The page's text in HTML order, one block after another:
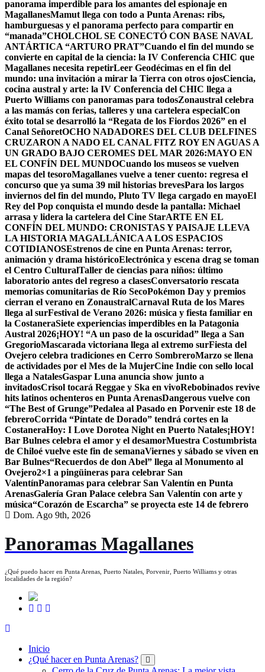
panorama imperdible para los amantes del espionaje en
MagallanesMamut llega con todo a Punta Arenas: ribs,
hamburguesas y el panorama perfecto para compartir en
“manada”CHOLCHOL SE CONECTÓ CON BASE NAVAL
ANTÁRTICA “ARTURO PRAT”Cuando el fin del mundo se
convierte en capital de la ciencia: la IV Conferencia CHIC que
Magallanes necesita repetirLeer Geodécimas en el fin del
mundo: una invitación a mirar la Tierra con otros ojosCiencia,
cocina austral y arte: la IV Conferencia del CHIC llega a
Puerto Williams con panoramas para todosZonaustral celebra
a las mamás con ferias, talleres y una cartelera especialCon
éxito total se desarrolló la “Regata de los Fiordos 2026” en el
Canal SeñoretOCHO NADADORES DEL CLUB DELFINES
CRUZARON A NADO EL CANAL FITZ ROY EN AGUAS A
UN GRADO BAJO CEROMES DEL MAR 2026:MAYO EN
EL CONFÍN DEL MUNDOCuando los museos se vuelven
mapas del tesoroMagallanes vuelve a tener cuento: regresa el
concurso que ya suma 39 mil historias brevesPara los largos
inviernos del fin del mundo, Pluto TV llega cargado en mayoEl
Rey del Pop conquista el mundo desde la pantalla: Michael
arrasa y lidera la cartelera del Cine StarARTE EN EL
CONFÍN DEL MUNDO: CRONISTAS Y PAISAJE LLEVA
LA HISTORIA MAGALLÁNICA A LOS ESPACIOS
COTIDIANOSEstrenos de cine en Punta Arenas: terror,
animación y drama históricoElectrónica y escena drag se toman
el Centro CulturalTaller de ciencias para niños: último
laboratorio antes del regreso a clasesConversatorio rescata
memorias comunitarias de Río SecoPokémon Day y premios
cierran el verano en ZonaustralCarnaval Ruta de los Mares
llega al surFestival de Verano 2026: música y fiesta familiar en
la CostaneraSiete experiencias imperdibles en la Patagonia
Austral 2026¡HOY! “A un paso de la oscuridad” llega a San
GregorioMascarada victoriana llega al extremo surFiesta del
Ovejero celebra tradiciones en Cerro SombreroMarzo se llena
de actividades por el Mes de la MujerCine Indie con sello local
llega a NatalesGaspar Luna anuncia show junto a
invitadosCrisol tocará Reggae y Ska en vivoRebobinados revive
hits latinos ochenteros en Punta ArenasDangerous vuelve con
“The Best of Grunge”Pedalea al Pasado en Porvenir este 18 de
febreroCorrida “Píntate de Dorado” tendrá cortes en la
CostaneraHoy: I Love Dorotea Night en Puerto Natales¡HOY!
Bar Bulnes celebra el amor y el desamorMuestra Costumbrista
de Chiloé vuelve este fin de semanaViernes y sábado se viven en
Bar Bulnes“Recuerdos de don Abel” llega al Monumento al
Ovejero2×1 a pingüineras para celebrar San
ValentínPanoramas para celebrar San Valentín en Punta
ArenasGalería Gran Palace celebra San Valentín con arte y
música“Corazón de Escarcha” se proyecta este 14 de febrero
Dom. Ago 9th, 2026
Panoramas Magallanes
¿Qué puedo hacer en Punta Arenas, Puerto Natales, Porvenir, Puerto Williams y otras
localidades de la región?
Inicio
¿Qué hacer en Punta Arenas?